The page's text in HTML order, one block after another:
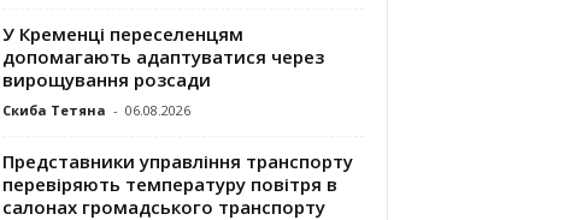
У Кременці переселенцям
допомагають адаптуватися через
вирощування розсади
Скиба Тетяна - 06.08.2026
Представники управління транспорту
перевіряють температуру повітря в
салонах громадського транспорту